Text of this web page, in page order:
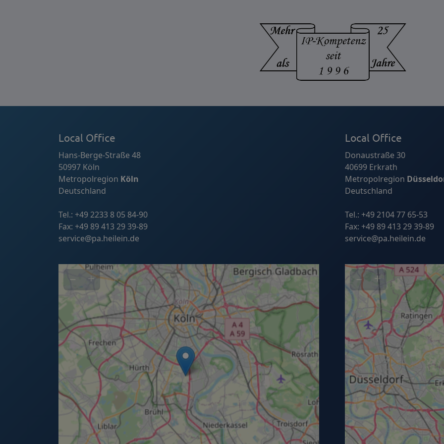
Local Office
Hans-Berge-Straße 48
50997 Köln
Metropolregion Köln
Deutschland
Tel.: +49 2233 8 05 84-90
Fax: +49 89 413 29 39-89
service@pa.heilein.de
− +
Local Office
Donaustraße 30
40699 Erkrath
Metropolregion
Deutschland
Tel.: +49 2104 77 65-53
Fax: +49 89 413 29 39-89
service@pa.heilein.de
− +